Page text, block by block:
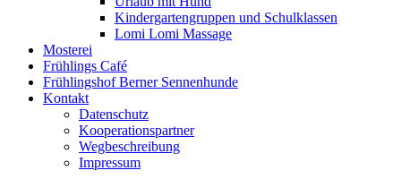
Kindergartengruppen und Schulklassen
Lomi Lomi Massage
Mosterei
Frühlings Café
Frühlingshof Berner Sennenhunde
Kontakt
Datenschutz
Kooperationspartner
Wegbeschreibung
Impressum